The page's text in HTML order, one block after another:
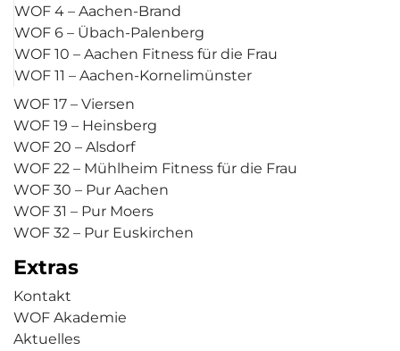
WOF 4 – Aachen-Brand
WOF 6 – Übach-Palenberg
WOF 10 – Aachen Fitness für die Frau
WOF 11 – Aachen-Kornelimünster
WOF 17 – Viersen
WOF 19 – Heinsberg
WOF 20 – Alsdorf
WOF 22 – Mühlheim Fitness für die Frau
WOF 30 – Pur Aachen
WOF 31 – Pur Moers
WOF 32 – Pur Euskirchen
Extras
Kontakt
WOF Akademie
Aktuelles